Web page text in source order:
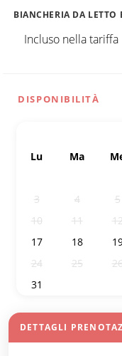
BIANCHERIA DA LETTO
Incluso nella tariffa
DISPONIBILITÀ
Lu
Ma
3
4 5
10
11 12
17
18
24
25 26
31
DETTAGLI